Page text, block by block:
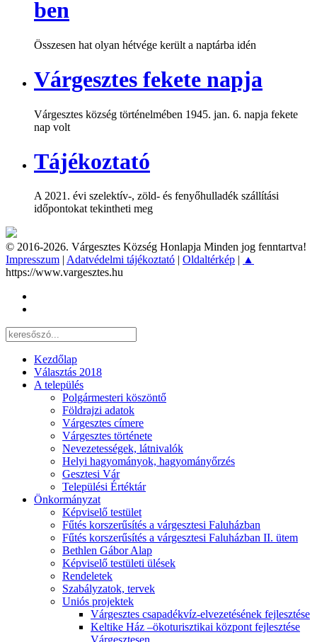
ben
Összesen hat olyan hétvége került a naptárba idén
Várgesztes fekete napja
Várgesztes község történelmében 1945. jan. 6. napja fekete
nap volt
Tájékoztató
A 2021. évi szelektív-, zöld- és fenyőhulladék szállítási
időpontokat tekintheti meg
© 2016-2026. Várgesztes Község Honlapja Minden jog fenntartva!
Impresszum Adatvédelmi tájékoztató Oldaltérkép
▲
https://www.vargesztes.hu
Kezdőlap
Választás 2018
A település
Polgármesteri köszöntő
Földrajzi adatok
Várgesztes címere
Várgesztes története
Nevezetességek, látnivalók
Helyi hagyományok, hagyományőrzés
Gesztesi Vár
Települési Értéktár
Önkormányzat
Képviselő testület
Fűtés korszerűsítés a várgesztesi Faluházban
Fűtés korszerűsítés a várgesztesi Faluházban II. ütem
Bethlen Gábor Alap
Képviselő testületi ülések
Rendeletek
Szabályzatok, tervek
Uniós projektek
Várgesztes csapadékvíz-elvezetésének fejlesztése
Keltike Ház –ökoturisztikai központ fejlesztése